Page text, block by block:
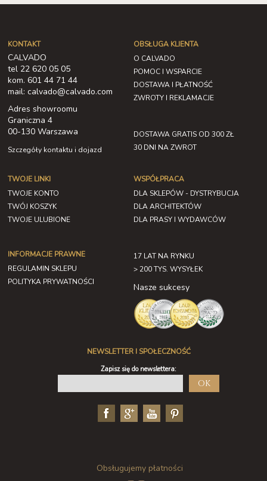
KONTAKT
CALVADO
tel 22 620 05 05
kom. 601 44 71 44
mail: calvado@calvado.com
Adres showroomu
Graniczna 4
00-130 Warszawa
Szczegóły kontaktu i dojazd
OBSŁUGA KLIENTA
O CALVADO
POMOC I WSPARCIE
DOSTAWA I PŁATNOŚĆ
ZWROTY I REKLAMACJE
DOSTAWA GRATIS OD 300 ZŁ
30 DNI NA ZWROT
TWOJE LINKI
TWOJE KONTO
TWÓJ KOSZYK
TWOJE ULUBIONE
INFORMACJE PRAWNE
REGULAMIN SKLEPU
POLITYKA PRYWATNOŚCI
WSPÓŁPRACA
DLA SKLEPÓW - DYSTRYBUCJA
DLA ARCHITEKTÓW
DLA PRASY I WYDAWCÓW
17 LAT NA RYNKU
> 200 TYS. WYSYŁEK
Nasze sukcesy
NEWSLETTER I SPOŁECZNOŚĆ
Zapisz się do newslettera:
OK
Obsługujemy płatności